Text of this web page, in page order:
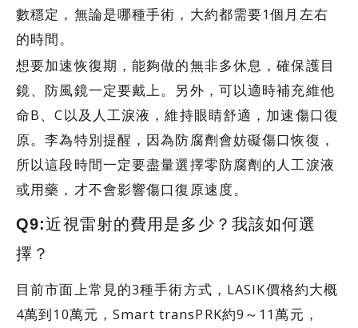
數穩定，無論是哪種手術，大約都需要1個月左右
的時間。
想要加速恢復期，能夠做的無非多休息，確保護目
鏡、防風鏡一定要戴上。另外，可以適時補充維他
命B、C以及人工淚液，維持眼睛舒適，加速傷口復
原。李為特別提醒，因為防腐劑會妨礙傷口恢復，
所以這段時間一定要盡量選擇零防腐劑的人工淚液
或用藥，才不會影響傷口復原速度。
Q9:近視雷射的費用是多少？我該如何選
擇？
目前市面上常見的3種手術方式，LASIK價格約大概
4萬到10萬元，Smart transPRK約9～11萬元，